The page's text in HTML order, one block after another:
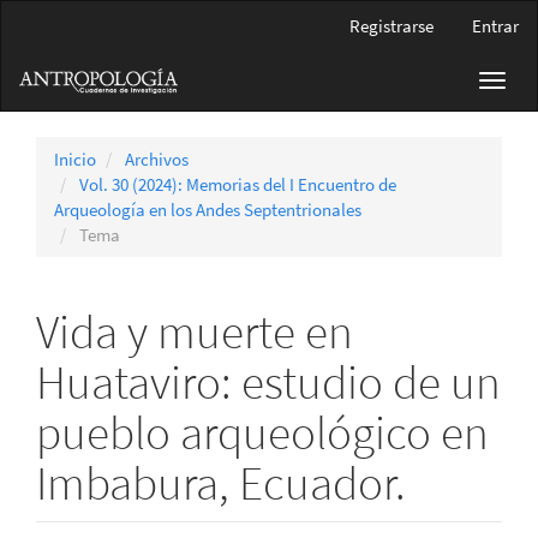
principal
Barra
Registrarse Entrar
Inicio
Archivos
Vol. 30 (2024): Memorias del I Encuentro de
Arqueología en los Andes Septentrionales
Tema
Vida y muerte en
Huataviro: estudio de un
pueblo arqueológico en
Imbabura, Ecuador.